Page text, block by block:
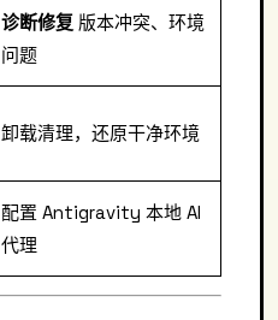
诊断修复 版本冲突、环境
问题
卸载清理，还原干净环境
配置 Antigravity 本地 AI
代理